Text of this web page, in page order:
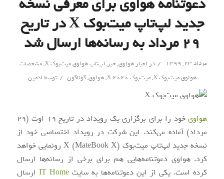
جدید لپ‌تاپ میت‌بوک X در تاریخ
۲۹ مرداد به رسانه‌ها ارسال شد
مرداد ۲۳, ۱۳۹۹ / در اخبار هواوی,خبر,لپ‌تاپ هواوی میت‌بوک X ,مشخصات
هواوی میت‌بوک X ,میت‌بوک X 2020 ,هواوی,گوناگون / توسط ادمین
هواوی
خود را برای برگزاری یک رویداد در تاریخ 19 اوت (29
مرداد) آماده می‌کند. این شرکت در رویداد اختصاصی خود از
نسخه جدید لپ‌تاپ میت‌بوک X (MateBook X) رونمایی خواهد
کرد. هواوی دعوتنامه‌هایی هم برای برخی از رسانه‌ها ارسال
کرده است. یکی از این دعوتنامه‌ها به سایتIT Home ارسال